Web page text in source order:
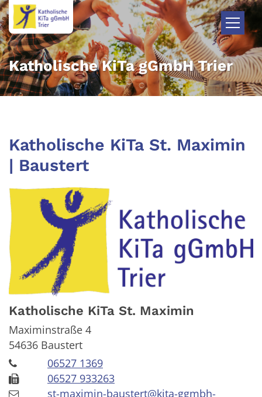
Zum Inhalt springen
Katholische KiTa gGmbH Trier
Katholische KiTa St. Maximin
| Baustert
Katholische KiTa St. Maximin
Maximinstraße 4
54636 Baustert
06527 1369
06527 933263
st-maximin-baustert@kita-ggmbh-